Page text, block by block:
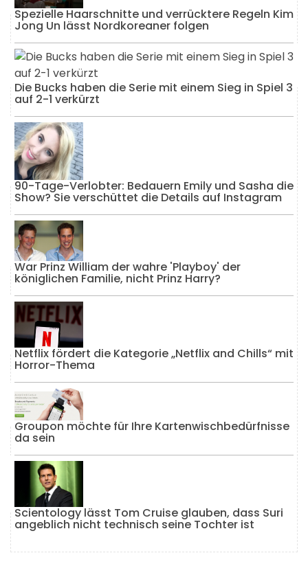
Spezielle Haarschnitte und verrücktere Regeln Kim
Jong Un lässt Nordkoreaner folgen
Die Bucks haben die Serie mit einem Sieg in Spiel 3
auf 2-1 verkürzt
90-Tage-Verlobter: Bedauern Emily und Sasha die
Show? Sie verschüttet die Details auf Instagram
War Prinz William der wahre 'Playboy' der
königlichen Familie, nicht Prinz Harry?
Netflix fördert die Kategorie „Netflix and Chills“ mit
Horror-Thema
Groupon möchte für Ihre Kartenwischbedürfnisse
da sein
Scientology lässt Tom Cruise glauben, dass Suri
angeblich nicht technisch seine Tochter ist